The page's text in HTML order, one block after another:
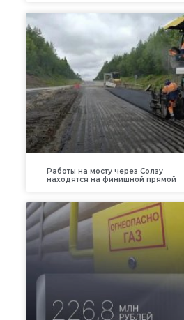
Работы на мосту через Солзу
находятся на финишной прямой